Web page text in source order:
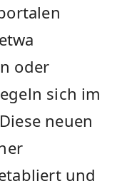
oder
sich im
neuen
und